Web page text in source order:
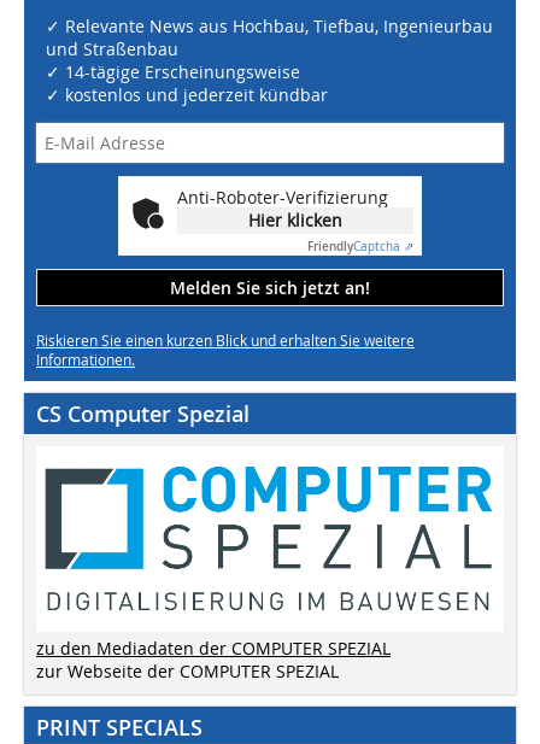
✓ Relevante News aus Hochbau, Tiefbau, Ingenieurbau
und Straßenbau
✓ 14-tägige Erscheinungsweise
✓ kostenlos und jederzeit kündbar
Anti-Roboter-Verifizierung
Hier klicken
FriendlyCaptcha ⇗
Melden Sie sich jetzt an!
Riskieren Sie einen kurzen Blick und erhalten Sie weitere
Informationen.
CS Computer Spezial
zu den Mediadaten der COMPUTER SPEZIAL
zur Webseite der COMPUTER SPEZIAL
PRINT SPECIALS